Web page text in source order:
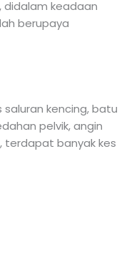
didalam keadaan
berupaya
kencing, batu
pelvik, angin
terdapat banyak kes